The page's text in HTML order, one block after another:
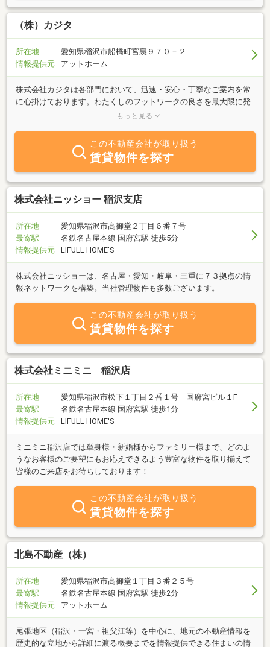
備、お気軽にお立ち寄りください。
（株）カジタ
所在地
愛知県稲沢市船橋町宮裏９７０－２
情報提供元
アットホーム
株式会社カジタは各部門において、迅速・安心・丁寧なご案内を常
に心掛けております。わたくしのフットワークの良さを最大限に発
揮し、全力で最適な「すまいのおてつだい」をさせていただきま
き取らせていただき、状況に応じた明確且つ最善なご提案をお約束
いたします。土地・新築一戸建・中古戸建・中古マンションなどの
仲介・売買等ご相談くださいませ。わたくしの所有資格【「宅地建
物取引士」「防災士」「特定行政書士」「２級土木施工管理技士」
ほか】を最大限に活かし、お客様のニーズに手を添えられますよう
精進しております。日々、ことば歩きが先行する中、開業以来
ます。
もっと見る
この不動産会社が取り扱う
賃貸物件を探す
株式会社ニッショー 稲沢支店
所在地
愛知県稲沢市高御堂２丁目６番７号
最寄駅
名鉄名古屋本線 国府宮駅 徒歩5分
情報提供元
LIFULL HOME'S
株式会社ニッショーは、名古屋・愛知・岐阜・三重に７３拠点の情
報ネットワークを構築。当社管理物件も多数ございます。
この不動産会社が取り扱う
賃貸物件を探す
株式会社ミニミニ 稲沢店
所在地
愛知県稲沢市松下１丁目２番１号 国府宮ビル１F
最寄駅
名鉄名古屋本線 国府宮駅 徒歩1分
情報提供元
LIFULL HOME'S
ミニミニ稲沢店では単身様・新婚様からファミリー様まで、どのよ
うなお客様のご要望にもお応えできるよう豊富な物件を取り揃えて
皆様のご来店をお待ちしております！
この不動産会社が取り扱う
賃貸物件を探す
北島不動産（株）
所在地
愛知県稲沢市高御堂１丁目３番２５号
最寄駅
名鉄名古屋本線 国府宮駅 徒歩2分
情報提供元
アットホーム
尾張地区（稲沢・一宮・祖父江等）を中心に、地元の不動産情報を
歴史的な立地から詳細に渡る概要までを情報提供できる住まいの情